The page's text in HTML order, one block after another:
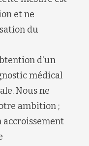
et ne
du
d'un
médical
Nous ne
ambition ;
accroissement